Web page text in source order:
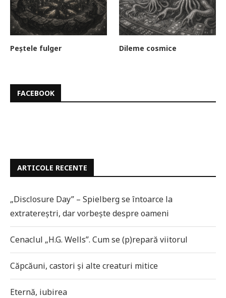
Peștele fulger Dileme cosmice
FACEBOOK
ARTICOLE RECENTE
„Disclosure Day” – Spielberg se întoarce la
extratereștri, dar vorbește despre oameni
Cenaclul „H.G. Wells”. Cum se (p)repară viitorul
Căpcăuni, castori și alte creaturi mitice
Eternă, iubirea